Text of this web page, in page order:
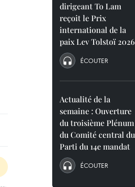
dirigeant To Lam
reçoit le Prix
international de la
paix Lev Tolstoï 2026
ÉCOUTER
Actualité de la
semaine : Ouverture
du troisième Plénum
du Comité central du
Parti du 14e mandat
ÉCOUTER